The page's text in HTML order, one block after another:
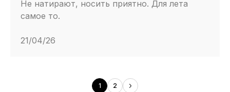
Не натирают, носить приятно. Для лета
самое то.
21/04/26
1 2